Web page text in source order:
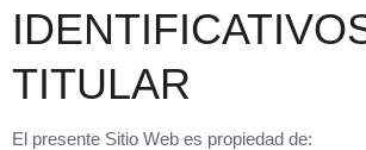
TITULAR
El presente Sitio Web es propiedad de: